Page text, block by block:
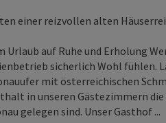
einer reizvollen alten
Urlaub auf Ruhe und Erholung
sicherlich Wohl fühlen.
mit österreichischen
in unseren Gästezimmern
gelegen sind. Unser Gasthof ...